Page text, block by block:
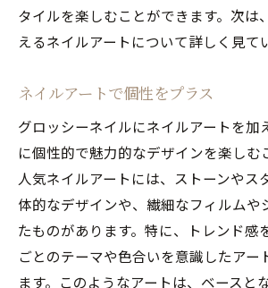
タイルを楽しむことができます。次は
えるネイルアートについて詳しく見て
ネイルアートで個性をプラス
グロッシーネイルにネイルアートを加
に個性的で魅力的なデザインを楽しむ
人気ネイルアートには、ストーンやス
体的なデザインや、繊細なフィルムや
たものがあります。特に、トレンド感
ごとのテーマや色合いを意識したアー
ます。このようなアートは、ベースと